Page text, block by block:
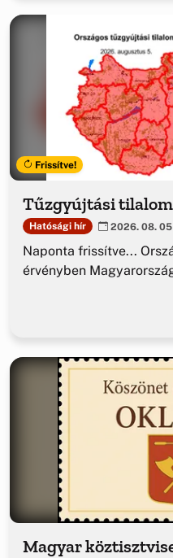
Frissítve!
Tűzgyújtási tilalom
Hatósági hír 2026. 08. 05
Naponta frissítve...
érvényben
Magyar